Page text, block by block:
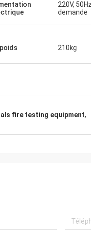
220V,
demande
210kg
fire testing equipment,